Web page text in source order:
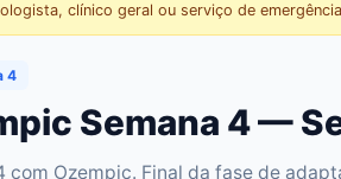
clínico geral ou serviço de
4
Semana 4 —
com Ozempic. Final da fase de